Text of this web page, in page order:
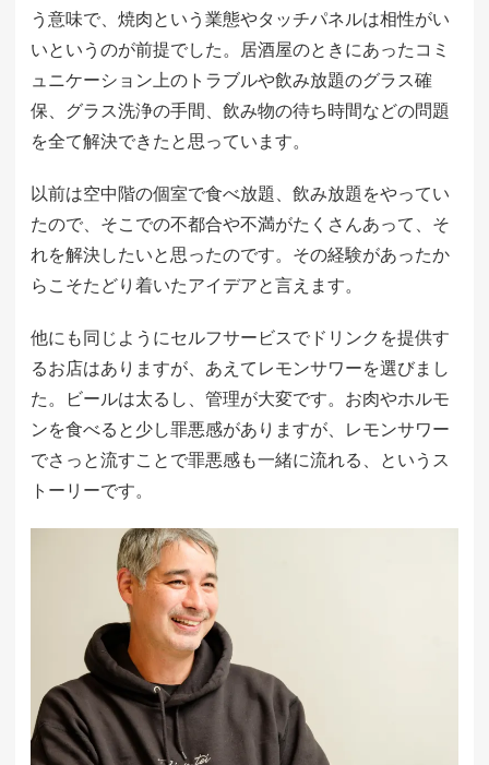
う意味で、焼肉という業態やタッチパネルは相性がい
いというのが前提でした。居酒屋のときにあったコミ
ュニケーション上のトラブルや飲み放題のグラス確
保、グラス洗浄の手間、飲み物の待ち時間などの問題
を全て解決できたと思っています。
以前は空中階の個室で食べ放題、飲み放題をやってい
たので、そこでの不都合や不満がたくさんあって、そ
れを解決したいと思ったのです。その経験があったか
らこそたどり着いたアイデアと言えます。
他にも同じようにセルフサービスでドリンクを提供す
るお店はありますが、あえてレモンサワーを選びまし
た。ビールは太るし、管理が大変です。お肉やホルモ
ンを食べると少し罪悪感がありますが、レモンサワー
でさっと流すことで罪悪感も一緒に流れる、というス
トーリーです。